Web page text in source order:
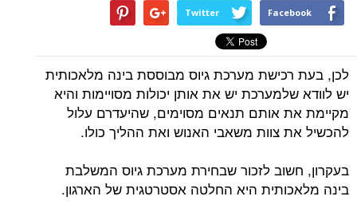
Facebook
Twitter
לכן, בעת רכישת מערכת גיוס מבוססת בינה מלאכותית
יש לוודא שלמערכת יש את אותן יכולות מסויימות והיא
מקיימת את אותם תנאים מסוימים, שהיעדרם עלול
להכשיל את צוות משאבי האנוש ואת ההליך כולו.
בעקרון, חשוב לזכור שבחירת מערכת גיוס המשלבת
בינה מלאכותית היא החלטה אסטרטגית של הארגון.